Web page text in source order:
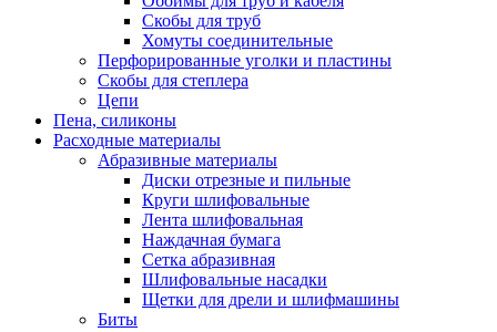
Скобы для труб
Хомуты соединительные
Перфорированные уголки и пластины
Скобы для степлера
Цепи
Пена, силиконы
Расходные материалы
Абразивные материалы
Диски отрезные и пильные
Круги шлифовальные
Лента шлифовальная
Наждачная бумага
Сетка абразивная
Шлифовальные насадки
Щетки для дрели и шлифмашины
Биты